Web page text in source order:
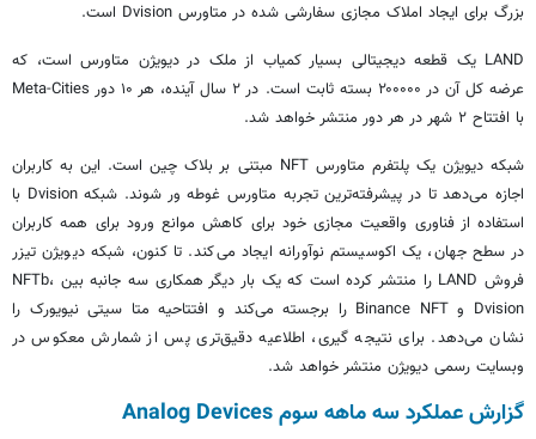
بزرگ برای ایجاد املاک مجازی سفارشی شده در متاورس Dvision است.
LAND یک قطعه دیجیتالی بسیار کمیاب از ملک در دیویژن متاورس است، که
عرضه کل آن در ۲۰۰۰۰۰ بسته ثابت است. در ۲ سال آینده، هر ۱۰ دور Meta-Cities
با افتتاح ۲ شهر در هر دور منتشر خواهد شد.
شبکه دیویژن یک پلتفرم متاورس NFT مبتنی بر بلاک چین است. این به کاربران
اجازه می‌دهد تا در پیشرفته‌ترین تجربه متاورس غوطه ور شوند. شبکه Dvision با
استفاده از فناوری واقعیت مجازی خود برای کاهش موانع ورود برای همه کاربران
در سطح جهان، یک اکوسیستم نوآورانه ایجاد می‌کند. تا کنون، شبکه دیویژن تیزر
فروش LAND را منتشر کرده است که یک بار دیگر همکاری سه جانبه بین NFTb،
Dvision و Binance NFT را برجسته می‌کند و افتتاحیه متا سیتی نیویورک را
نشان می‌دهد. برای نتیجه گیری، اطلاعیه دقیق‌تری پس از شمارش معکوس در
وبسایت رسمی دیویژن منتشر خواهد شد.
گزارش عملکرد سه ماهه سوم Analog Devices